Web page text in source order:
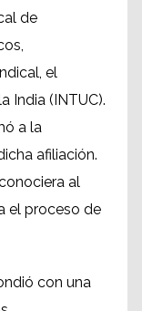
de
el
India (INTUC).
a la
afiliación.
al
el proceso de
con una